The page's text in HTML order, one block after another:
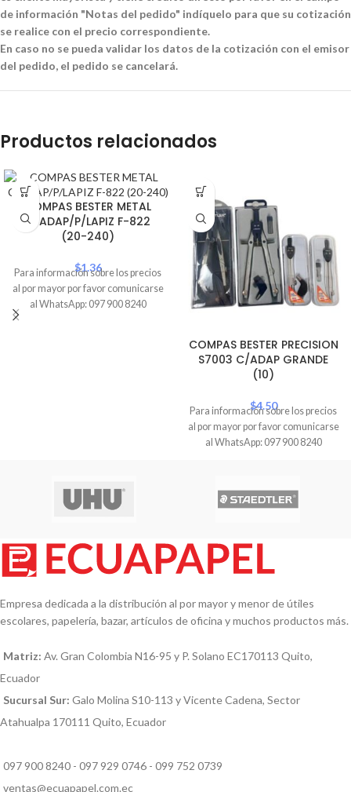
de información "Notas del pedido" indíquelo para que su cotización
se realice con el precio correspondiente.
En caso no se pueda validar los datos de la cotización con el emisor
del pedido, el pedido se cancelará.
Productos relacionados
COMPAS BESTER METAL
C/ADAP/P/LAPIZ F-822
(20-240)
$1.36
Para información sobre los precios
al por mayor por favor comunicarse
al WhatsApp: 097 900 8240
COMPAS BESTER PRECISION
S7003 C/ADAP GRANDE
(10)
$4.50
Para información sobre los precios
al por mayor por favor comunicarse
al WhatsApp: 097 900 8240
Empresa dedicada a la distribución al por mayor y menor de útiles
escolares, papelería, bazar, artículos de oficina y muchos productos más.
Matriz: Av. Gran Colombia N16-95 y P. Solano EC170113 Quito,
Ecuador
Sucursal Sur: Galo Molina S10-113 y Vicente Cadena, Sector
Atahualpa 170111 Quito, Ecuador
097 900 8240 - 097 929 0746 - 099 752 0739
ventas@ecuapapel.com.ec